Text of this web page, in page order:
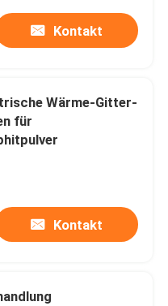
Kontakt
Wärme-Gitter-
für
Kontakt